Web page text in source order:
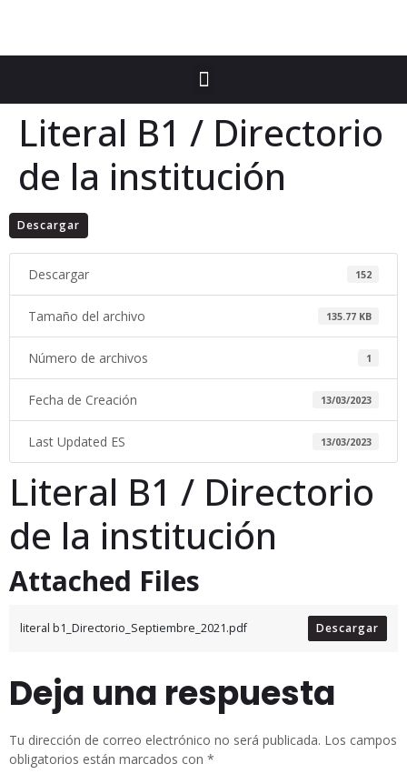
Literal B1 / Directorio
de la institución
Descargar
Descargar 152
Tamaño del archivo 135.77 KB
Número de archivos 1
Fecha de Creación 13/03/2023
Last Updated ES 13/03/2023
Literal B1 / Directorio
de la institución
Attached Files
literal b1_Directorio_Septiembre_2021.pdf Descargar
Deja una respuesta
Tu dirección de correo electrónico no será publicada. Los campos
obligatorios están marcados con *